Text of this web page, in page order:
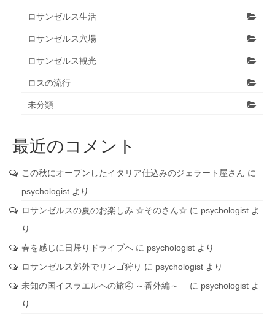
ロサンゼルス生活
ロサンゼルス穴場
ロサンゼルス観光
ロスの流行
未分類
最近のコメント
この秋にオープンしたイタリア仕込みのジェラート屋さん に
psychologist より
ロサンゼルスの夏のお楽しみ ☆そのさん☆ に psychologist よ
り
春を感じに日帰りドライブへ に psychologist より
ロサンゼルス郊外でリンゴ狩り に psychologist より
未知の国イスラエルへの旅④ ～番外編～
に psychologist よ
り